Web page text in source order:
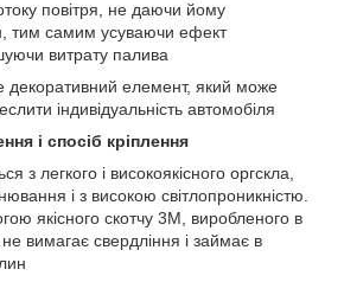
повітря, не даючи йому
тим самим усуваючи ефект
витрату палива
декоративний елемент, який може
індивідуальність автомобіля
і спосіб кріплення
з легкого і високоякісного оргскла,
і з високою світлопроникністю.
якісного скотчу 3М, виробленого в
вимагає свердління і займає в